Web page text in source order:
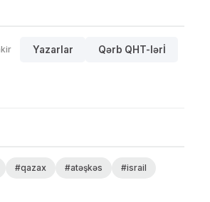
Yazarlar Qərb QHT-lərİ
#qazax #atəşkəs
#israil